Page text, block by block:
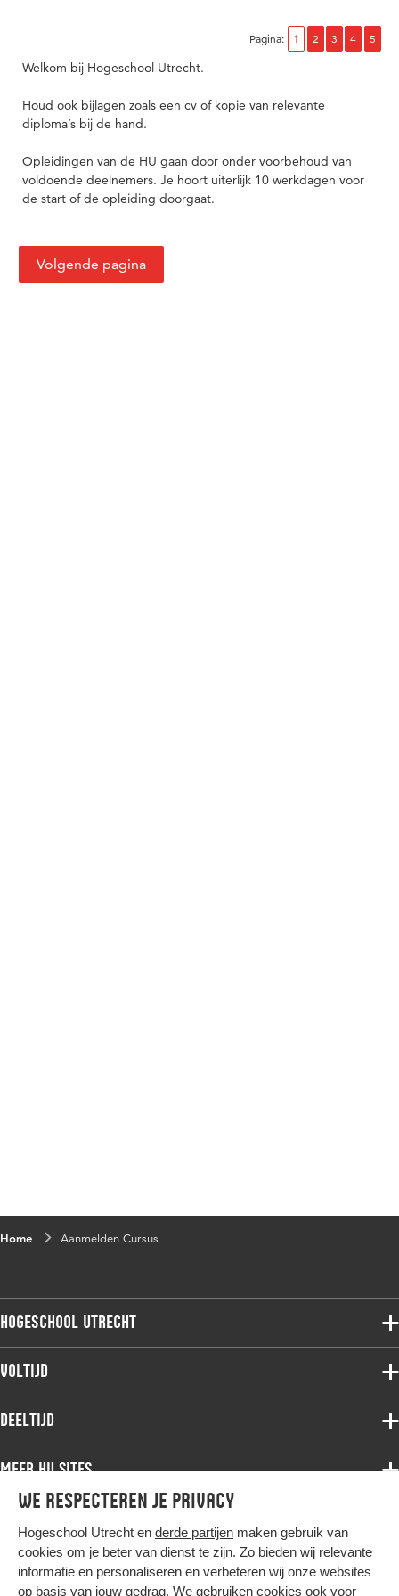
We respecteren je privacy
Hogeschool Utrecht en derde partijen maken gebruik van
cookies om je beter van dienst te zijn. Zo bieden wij relevante
informatie en personaliseren en verbeteren wij onze websites
op basis van jouw gedrag. We gebruiken cookies ook voor
Home Aanmelden Cursus
Hogeschool Utrecht
Voltijdopleidingen
Deeltijdopleidingen
Onderzoek
Werken bij de HU
Contact
Voltijd
Associate degree
Bachelor
Master
Studiekeuze voltijd
Deeltijd
Associate degree
Bachelor
Master
Post-master
Meer HU sites
HU International
HU Bibliotheek
HU Ontwikkelt
Hier komt alles samen